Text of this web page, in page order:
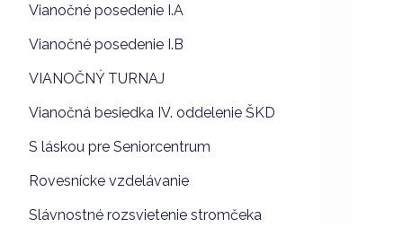
Vianočné posedenie I.A
Vianočné posedenie I.B
VIANOČNÝ TURNAJ
Vianočná besiedka IV. oddelenie ŠKD
S láskou pre Seniorcentrum
Rovesnícke vzdelávanie
Slávnostné rozsvietenie stromčeka